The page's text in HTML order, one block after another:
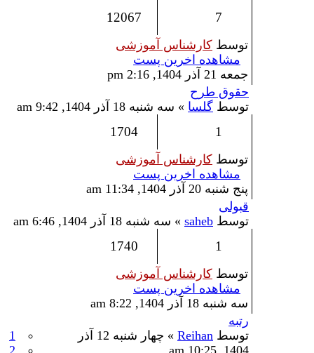
7
12067
توسط کارشناس آموزشی
مشاهده اخرین پست
جمعه 21 آذر 1404, 2:16 pm
حقوق طرح
توسط گلسا » سه شنبه 18 آذر 1404, 9:42 am
1
1704
توسط کارشناس آموزشی
مشاهده اخرین پست
پنج شنبه 20 آذر 1404, 11:34 am
قبولی
توسط saheb » سه شنبه 18 آذر 1404, 6:46 am
1
1740
توسط کارشناس آموزشی
مشاهده اخرین پست
سه شنبه 18 آذر 1404, 8:22 am
رتبه
1
2
توسط Reihan
» چهار شنبه 12 آذر
1404, 10:25 am